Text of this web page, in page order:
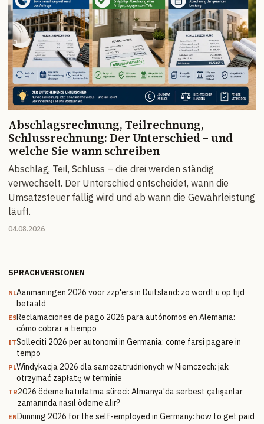
Abschlagsrechnung, Teilrechnung,
Schlussrechnung: Der Unterschied – und
welche Sie wann schreiben
Abschlag, Teil, Schluss – die drei werden ständig
verwechselt. Der Unterschied entscheidet, wann die
Umsatzsteuer fällig wird und ab wann die Gewährleistung
läuft.
04.08.2026
SPRACHVERSIONEN
NLAanmaningen 2026 voor zzp'ers in Duitsland: zo wordt u op tijd
betaald
ESReclamaciones de pago 2026 para autónomos en Alemania:
cómo cobrar a tiempo
ITSolleciti 2026 per autonomi in Germania: come farsi pagare in
tempo
PLWindykacja 2026 dla samozatrudnionych w Niemczech: jak
otrzymać zapłatę w terminie
TR2026 ödeme hatırlatma süreci: Almanya'da serbest çalışanlar
zamanında nasıl ödeme alır?
EN Dunning 2026 for the self-employed in Germany: how to get paid